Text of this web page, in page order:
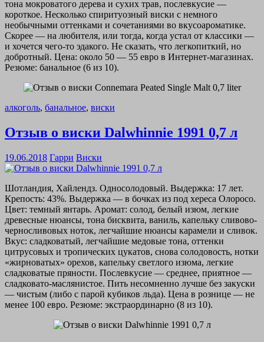
тона мокроватого дерева и сухих трав, послевкусие —
короткое. Несколько спиритуозный виски с немного
необычными оттенками и сочетаниями во вкусоароматике.
Скорее — на любителя, или тогда, когда устал от классики —
и хочется чего-то эдакого. Не сказать, что легкопиткий, но
добротный. Цена: около 50 — 55 евро в Интернет-магазинах.
Резюме: банальное (6 из 10).
алкоголь, банальное, виски
Отзыв о виски Dalwhinnie 1991 0,7 л
19.06.2018 Гарри Виски
Шотландия, Хайлендз. Односолодовый. Выдержка: 17 лет.
Крепость: 43%. Выдержка — в бочках из под хереса Олоросо.
Цвет: темный янтарь. Аромат: солод, белый изюм, легкие
древесные нюансы, тона бисквита, ваниль, капельку сливово-
черносливовых ноток, легчайшие нюансы карамели и сливок.
Вкус: сладковатый, легчайшие медовые тона, оттенки
цитрусовых и тропических цукатов, снова солодовость, нотки
«жирноватых» орехов, капельку светлого изюма, легкие
сладковатые пряности. Послевкусие — среднее, приятное —
сладковато-маслянистое. Пить несомненно лучше без закуски
— чистым (либо с парой кубиков льда). Цена в рознице — не
менее 100 евро. Резюме: экстраординарно (8 из 10).